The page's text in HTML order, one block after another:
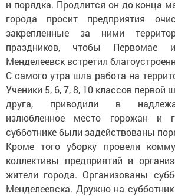
и порядка. Продлится он до конца
города просит предприятия
закрепленные за ними
праздников, чтобы
Менделеевск встретил
С самого утра шла работа на
Ученики 5, 6, 7, 8, 10 классов первой
друга, приводили в
излюбленное место горожан и
субботнике были задействованы
Кроме того уборку провели
коллективы предприятий и
жители города. Организованы
Менделеевска. Дружно на